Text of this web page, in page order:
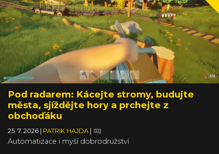
Pod radarem: Kácejte stromy, budujte
města, sjíždějte hory a prchejte z
obchoďáku
25. 7. 2026 PATRIK HAJDA
Automatizace i myší dobrodružství